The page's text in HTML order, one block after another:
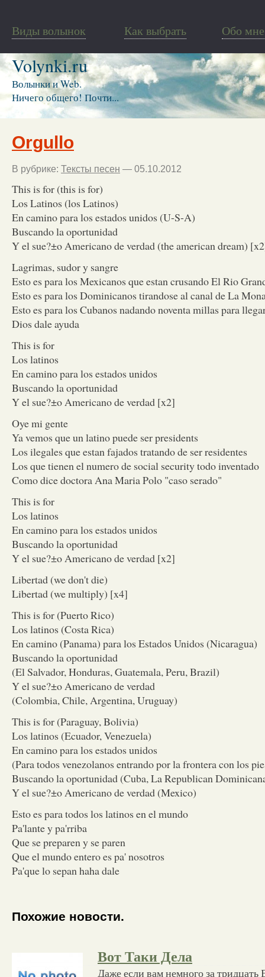
Виды волынок Как выбрать Обо мне
Volynki.ru
Волынки и Web.
Ничего общего! Почти...
Orgullo
В рубрике: Тексты песен — 05.10.2012
This is for (this is for)
Los Latinos (los Latinos)
En camino para los estados unidos (U-S-A)
Buscando la oportunidad
Y el sue?±o Americano de verdad (the american dream)
Lagrimas, sudor y sangre
Esto es para los Mexicanos que estan crusando El Rio
Esto es para los Dominicanos tirandose al canal de La
Esto es para los Cubanos nadando noventa millas para
Dios dale ayuda
This is for
Los latinos
En camino para los estados unidos
Buscando la oportunidad
Y el sue?±o Americano de verdad [x2]
Oye mi gente
Ya vemos que un latino puede ser presidents
Los ilegales que estan fajados tratando de ser residentes
Los que tienen el numero de social security todo inventado
Como dice doctora Ana Maria Polo "caso serado"
This is for
Los latinos
En camino para los estados unidos
Buscando la oportunidad
Y el sue?±o Americano de verdad [x2]
Libertad (we don't die)
Libertad (we multiply) [x4]
This is for (Puerto Rico)
Los latinos (Costa Rica)
En camino (Panama) para los Estados Unidos (Nicaragua)
Buscando la oportunidad
(El Salvador, Honduras, Guatemala, Peru, Brazil)
Y el sue?±o Americano de verdad
(Colombia, Chile, Argentina, Uruguay)
This is for (Paraguay, Bolivia)
Los latinos (Ecuador, Venezuela)
En camino para los estados unidos
(Para todos venezolanos entrando por la frontera con los
Buscando la oportunidad (Cuba, La Republican
Y el sue?±o Americano de verdad (Mexico)
Esto es para todos los latinos en el mundo
Pa'lante y pa'rriba
Que se preparen y se paren
Que el mundo entero es pa' nosotros
Pa'que lo sepan haha dale
Похожие новости.
Вот Таки Дела
Даже если вам немного за тридцать